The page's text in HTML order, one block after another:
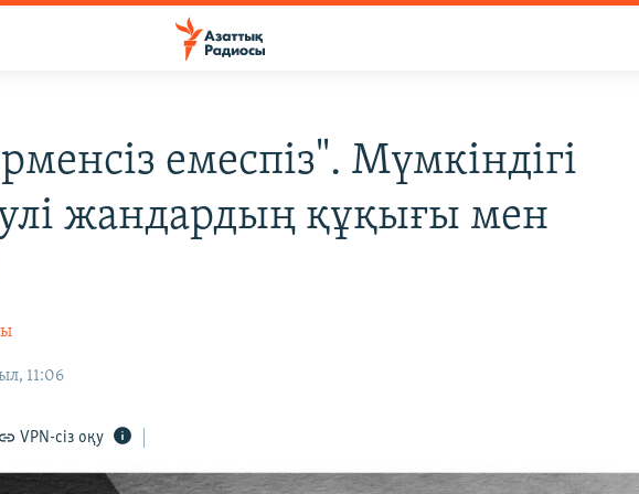
емеспіз". Мүмкіндігі
жандардың құқығы мен
11:06
VPN-сіз оқу